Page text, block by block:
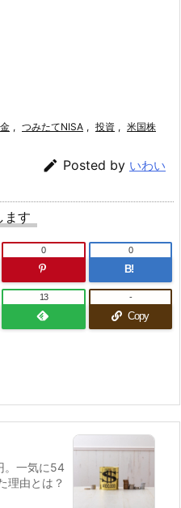
, つみたてNISA , 投資 , 米国株
 Posted by いわい
ます
0
B!
0
13
Copy
-
。一気に54
理由とは？